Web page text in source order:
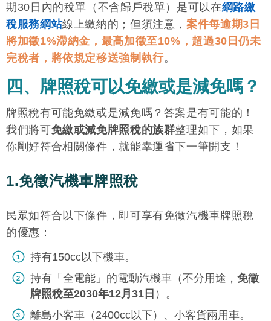
期30日內的稅單（不含歸戶稅單）是可以在網路繳
稅服務網站線上繳納的；但須注意，案件每逾期3日
將加徵1%滯納金，最高加徵至10%，超過30日仍未
完稅者，將依規定移送強制執行。
四、牌照稅可以免繳或是減免嗎？
牌照稅有可能免繳或是減免嗎？答案是有可能的！
我們將可免繳或減免牌照稅的族群整理如下，如果
你剛好符合相關條件，就能幸運省下一筆開支！
1.免徵汽機車牌照稅
民眾如符合以下條件，即可享有免徵汽機車牌照稅
的優惠：
持有150cc以下機車。
持有「全電能」的電動汽機車（不分用途， 免徵
牌照稅至2030年12月31日 ）。
離島小客車（2400cc以下）、小客貨兩用車。